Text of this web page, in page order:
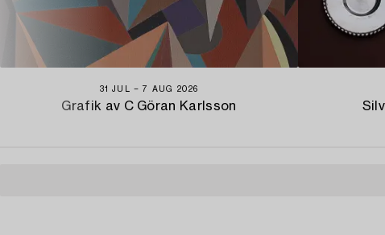
31 JUL − 7 AUG 2026
Grafik av C Göran Karlsson